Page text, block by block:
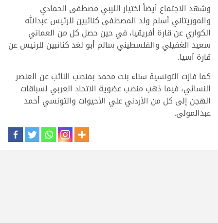
وشهد الاجتماع أيضاً اختيار الليبي مصطفى الحمادي
والموريتاني أسلم ولد المصطفى كنائبين للرئيس عبدالله
الكواري عن قارة أفريقيا، في حين حصل كل من العماني
سعيد الغفيلي والفلسطيني سالم أبو لغد كنائبين للرئيس عن
قارة آسيا.
كما فازت التونسية سناء بنت محمد بمنصب النائب عن العنصر
النسائي، فيما ذهب منصب عضوية الاتحاد العربي لسباقات
الهجن إلى كل من الأردني علي الأحيوات والتونسي أحمد
عبدالمولى.